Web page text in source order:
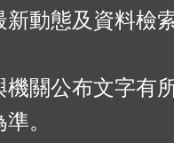
動態及資料檢
關公布文字有
。